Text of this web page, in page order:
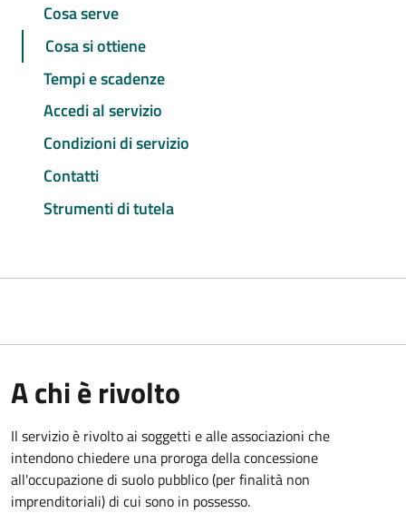
Cosa serve
Cosa si ottiene
Tempi e scadenze
Accedi al servizio
Condizioni di servizio
Contatti
Strumenti di tutela
A chi è rivolto
Il servizio è rivolto ai soggetti e alle associazioni che
intendono chiedere una proroga della concessione
all'occupazione di suolo pubblico (per finalità non
imprenditoriali) di cui sono in possesso.